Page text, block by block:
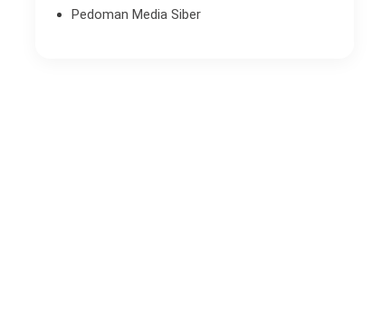
Pedoman Media Siber